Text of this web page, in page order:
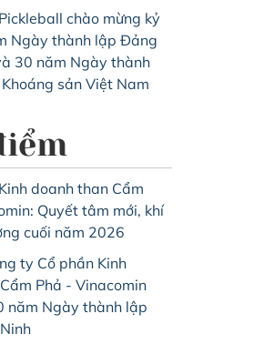
chào mừng kỷ
Ngày thành lập Đảng
30 năm Ngày thành
sản Việt Nam
doanh than Cẩm
Quyết tâm mới, khí
cuối năm 2026
ty Cổ phần Kinh
Phả - Vinacomin
năm Ngày thành lập